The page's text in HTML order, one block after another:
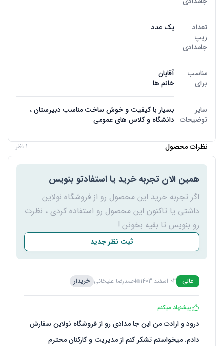
تعداد
زیپ
جامدادی
یک عدد
مناسب
برای
آقایان
خانم ها
سایر
توضیحات
بسیار با کیفیت و خوش ساخت مناسب دبیرستان ،
دانشگاه و کلاس های عمومی
نظرات محصول 1 نظر
همین الان تجربه خرید یا استفادتو بنویس
اگر تجربه خرید این محصول رو از فروشگاه نولاین
داشتی یا تاکنون این محصول رو استفاده کردی ، نظرت
رو بنویس تا بقیه بخونن !
ثبت نظر جدید
عالی 03 اسفند 1403 احمدرضا علیخانی خریدار
پیشنهاد میکنم
درود و ارادت من این جا مدادی رو از فروشگاه نولاین سفارش
دادم. میخواستم تشکر کنم از مدیریت و کارکنان محترم